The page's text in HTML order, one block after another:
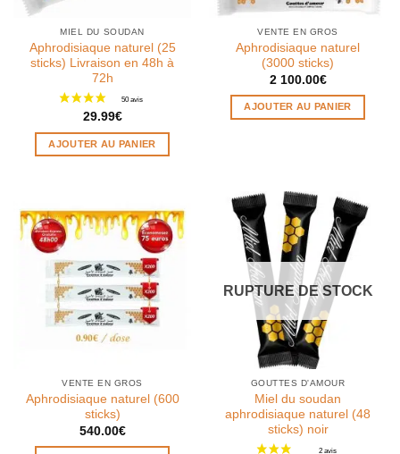
MIEL DU SOUDAN
Aphrodisiaque naturel (25
sticks) Livraison en 48h à
72h
29.99€
AJOUTER AU PANIER
VENTE EN GROS
Aphrodisiaque naturel
(3000 sticks)
2 100.00€
AJOUTER AU PANIER
VENTE EN GROS
Aphrodisiaque naturel (600
sticks)
540.00€
RUPTURE DE STOCK
GOUTTES D'AMOUR
Miel du soudan
aphrodisiaque naturel (48
sticks) noir